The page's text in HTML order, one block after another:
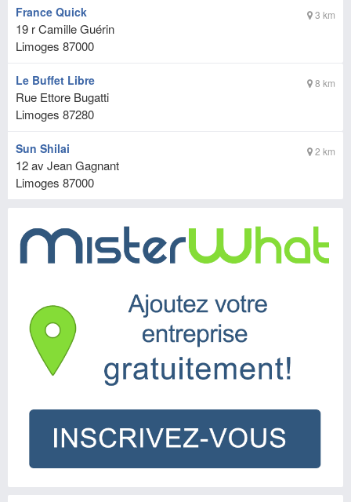
3 km
France Quick
19 r Camille Guérin
Limoges 87000
8 km
Le Buffet Libre
Rue Ettore Bugatti
Limoges 87280
2 km
Sun Shilai
12 av Jean Gagnant
Limoges 87000